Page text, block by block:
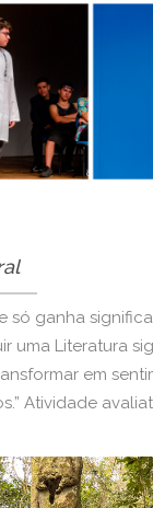
só ganha
uma Literatura
em
Atividade